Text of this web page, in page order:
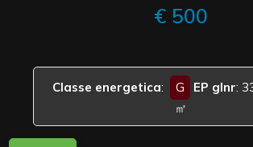
€ 500
Classe energetica: G EP glnr:
㎡
multiscelta
Qualsiasi